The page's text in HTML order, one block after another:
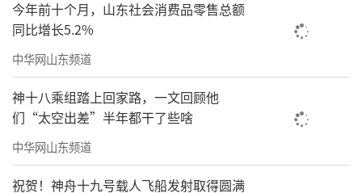
今年前十个月，山东社会消费品零售总额
同比增长5.2%
中华网山东频道
神十八乘组踏上回家路，一文回顾他
们“太空出差”半年都干了些啥
中华网山东频道
祝贺！神舟十九号载人飞船发射取得圆满